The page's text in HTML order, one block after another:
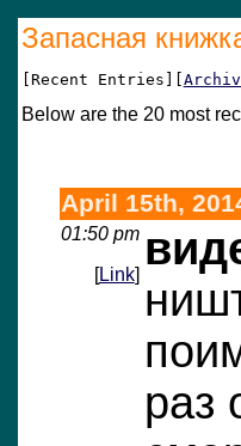
Запасная
[Recent Entries][
Below are the 20 most
April 15th,
01:50 pm
[Link]
раз